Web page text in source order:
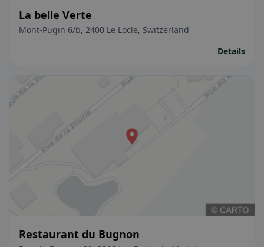
La belle Verte
Mont-Pugin 6/b, 2400 Le Locle, Switzerland
Details
Restaurant du Bugnon